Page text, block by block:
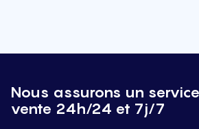
Nous assurons un
vente 24h/24 et 7j/7